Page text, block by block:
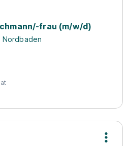
frau (m/w/d)
Nordbaden